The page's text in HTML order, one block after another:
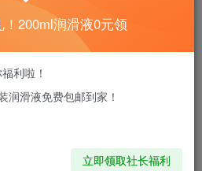
注册并加好友，免费领
润滑液哦～
pH值，清淡更健康，“药”
200ml润滑液0元领
利啦！
润滑液免费包邮到家！
立即领取社长福利